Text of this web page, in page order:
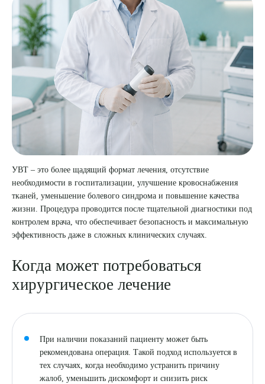
УВТ – это более щадящий формат лечения, отсутствие
необходимости в госпитализации, улучшение кровоснабжения
тканей, уменьшение болевого синдрома и повышение качества
жизни. Процедура проводится после тщательной диагностики под
контролем врача, что обеспечивает безопасность и максимальную
эффективность даже в сложных клинических случаях.
Когда может потребоваться
хирургическое лечение
При наличии показаний пациенту может быть
рекомендована операция. Такой подход используется в
тех случаях, когда необходимо устранить причину
жалоб, уменьшить дискомфорт и снизить риск